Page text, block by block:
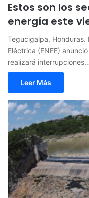
Estos son los
energía este
Tegucigalpa, Honduras.
Eléctrica (ENEE)
realizará interrupciones…
Leer Más